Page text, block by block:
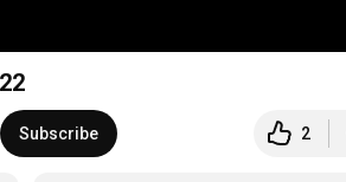
Subscribe 2